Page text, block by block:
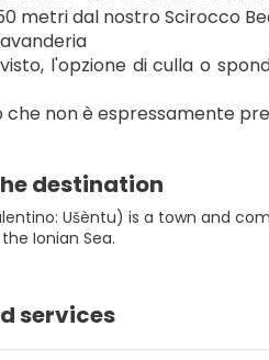
metri dal nostro Scirocco
l'opzione di culla o
che non è espressamente
destination
Ušèntu) is a town and
Ionian Sea.
services